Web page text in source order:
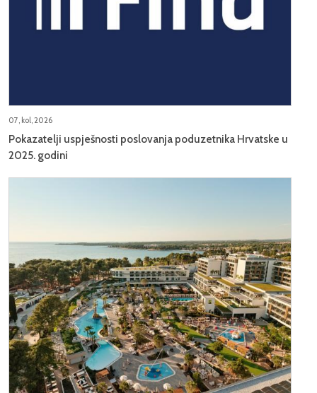
07, kol, 2026
Pokazatelji uspješnosti poslovanja poduzetnika Hrvatske u
2025. godini